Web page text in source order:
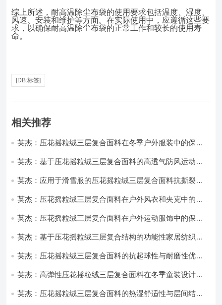
综上所述，耐高温除尘布袋的使用要求包括温度、湿度、
风速、安装和维护等方面。在实际使用中，应遵循这些要
求，以确保耐高温除尘布袋的正常工作和较长的使用寿
命。
[DB:标签]
相关推荐
英杰：压花摇粒绒三层复合面料在冬季户外服装中的保暖
英杰：基于压花摇粒绒三层复合面料的高透气防风运动服
英杰：应用于滑雪服的压花摇粒绒三层复合面料抗撕裂与
英杰：压花摇粒绒三层复合面料在户外风衣和夹克中的应
英杰：压花摇粒绒三层复合面料在户外运动服饰中的保暖
英杰：基于压花摇粒绒三层复合结构的功能性家居纺织品
英杰：压花摇粒绒三层复合面料的抗起球性与耐磨性优化
英杰：高弹性压花摇粒绒三层复合面料在冬季童装设计中
英杰：压花摇粒绒三层复合面料的热湿舒适性与层间结合